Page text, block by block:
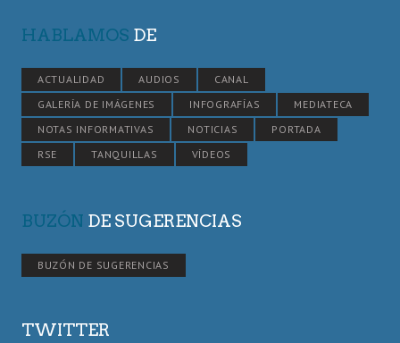
HABLAMOS DE
ACTUALIDAD AUDIOS
CANAL
GALERÍA DE IMÁGENES
INFOGRAFÍAS
MEDIATECA
NOTAS INFORMATIVAS
NOTICIAS
PORTADA
RSE
TANQUILLAS VÍDEOS
BUZÓN DE SUGERENCIAS
BUZÓN DE SUGERENCIAS
TWITTER